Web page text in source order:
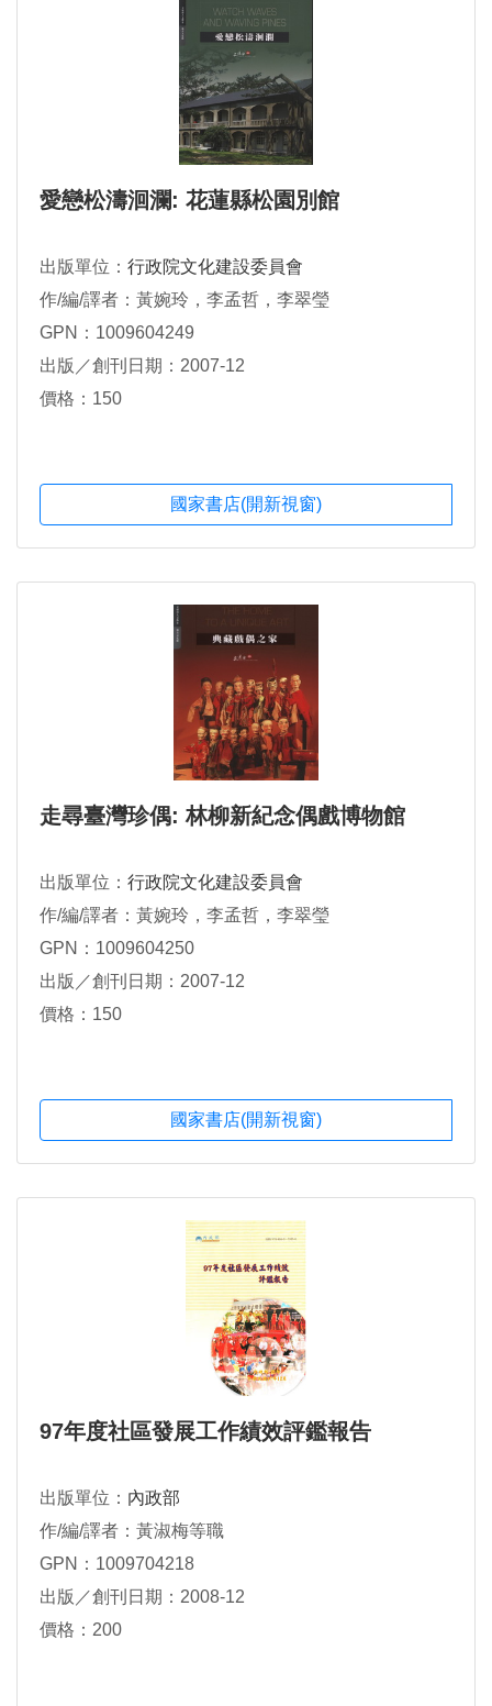
愛戀松濤洄瀾: 花蓮縣松園別館
出版單位： 行政院文化建設委員會
作/編/譯者：黃婉玲，李孟哲，李翠瑩
GPN：1009604249
出版／創刊日期：2007-12
價格：150
國家書店(開新視窗)
走尋臺灣珍偶: 林柳新紀念偶戲博物館
出版單位： 行政院文化建設委員會
作/編/譯者：黃婉玲，李孟哲，李翠瑩
GPN：1009604250
出版／創刊日期：2007-12
價格：150
國家書店(開新視窗)
97年度社區發展工作績效評鑑報告
出版單位： 內政部
作/編/譯者：黃淑梅等職
GPN：1009704218
出版／創刊日期：2008-12
價格：200